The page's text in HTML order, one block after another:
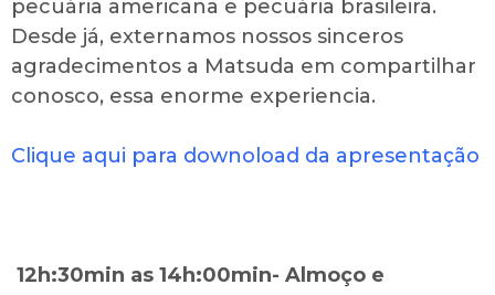
pecuária americana e pecuária brasileira.
Desde já, externamos nossos sinceros
agradecimentos a Matsuda em compartilhar
conosco, essa enorme experiencia.
Clique aqui para downoload da apresentação
12h:30min as 14h:00min- Almoço e